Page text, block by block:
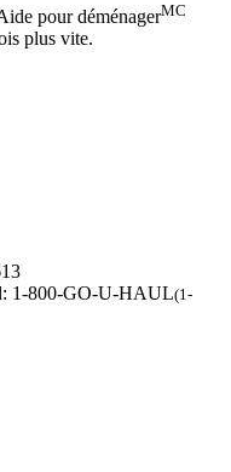
pour déménagerMC
plus vite.
1-800-GO-U-HAUL(1-